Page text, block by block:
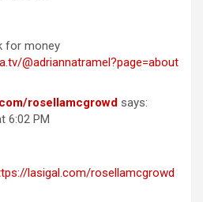
for money
@adriannatramel?page=about
rosellamcgrowd says:
6:02 PM
lasigal.com/rosellamcgrowd